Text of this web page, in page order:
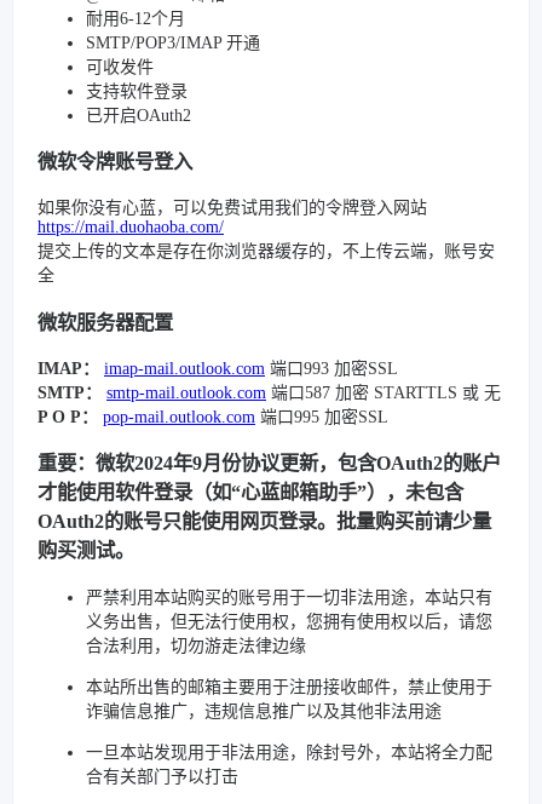
耐用6-12个月
SMTP/POP3/IMAP 开通
可收发件
支持软件登录
已开启OAuth2
微软令牌账号登入
如果你没有心蓝，可以免费试用我们的令牌登入网站
https://mail.duohaoba.com/
提交上传的文本是存在你浏览器缓存的，不上传云端，账号安
全
微软服务器配置
IMAP： imap-mail.outlook.com 端口993 加密SSL
SMTP：
smtp-mail.outlook.com 端口587 加密 STARTTLS 或 无
P O P：
pop-mail.outlook.com 端口995 加密SSL
重要：微软2024年9月份协议更新，包含OAuth2的账户
才能使用软件登录（如“心蓝邮箱助手”），未包含
OAuth2的账号只能使用网页登录。批量购买前请少量
购买测试。
严禁利用本站购买的账号用于一切非法用途，本站只有
义务出售，但无法行使用权，您拥有使用权以后，请您
合法利用，切勿游走法律边缘
本站所出售的邮箱主要用于注册接收邮件，禁止使用于
诈骗信息推广，违规信息推广以及其他非法用途
一旦本站发现用于非法用途，除封号外，本站将全力配
合有关部门予以打击